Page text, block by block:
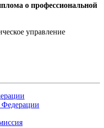
о профессиональной
управление
Федерации